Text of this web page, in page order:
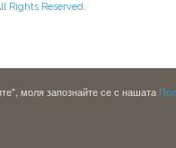
Rights Reserved.
моля запознайте се с нашата